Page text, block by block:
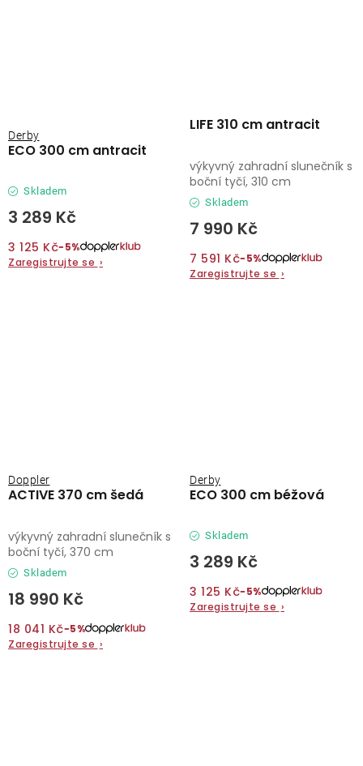
ECO 300 cm antracit
Derby
Skladem
3 289 Kč
3 125 Kč−5%
Zaregistrujte se ›
LIFE 310 cm antracit
Skladem
7 990 Kč
7 591 Kč−5%
Zaregistrujte se ›
výkyvný zahradní slunečník s
boční tyčí, 310 cm
ACTIVE 370 cm šedá
Doppler
Skladem
18 990 Kč
18 041 Kč−5%
Zaregistrujte se ›
výkyvný zahradní slunečník s
boční tyčí, 370 cm
ECO 300 cm béžová
Derby
Skladem
3 289 Kč
3 125 Kč−5%
Zaregistrujte se ›